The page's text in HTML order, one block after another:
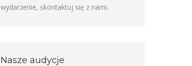
wydarzenie, skontaktuj się z nami.
Nasze audycje